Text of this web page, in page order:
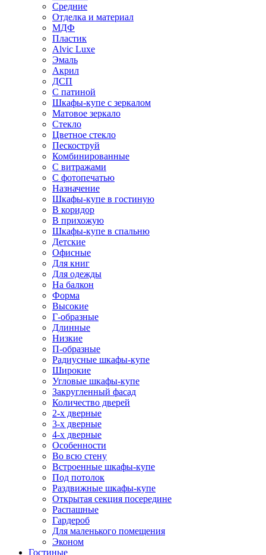
Средние
Отделка и материал
МДФ
Пластик
Alvic Luxe
Эмаль
Акрил
ДСП
С патиной
Шкафы-купе с зеркалом
Матовое зеркало
Стекло
Цветное стекло
Пескоструй
Комбинированные
С витражами
С фотопечатью
Назначение
Шкафы-купе в гостиную
В коридор
В прихожую
Шкафы-купе в спальню
Детские
Офисные
Для книг
Для одежды
На балкон
Форма
Высокие
Г-образные
Длинные
Низкие
П-образные
Радиусные шкафы-купе
Широкие
Угловые шкафы-купе
Закругленный фасад
Количество дверей
2-х дверные
3-х дверные
4-х дверные
Особенности
Во всю стену
Встроенные шкафы-купе
Под потолок
Раздвижные шкафы-купе
Открытая секция посередине
Распашные
Гардероб
Для маленького помещения
Эконом
Гостиные